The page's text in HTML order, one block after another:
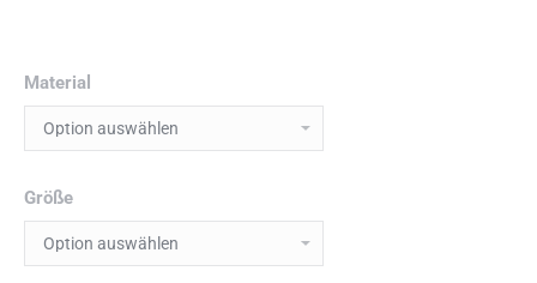
Material
Größe